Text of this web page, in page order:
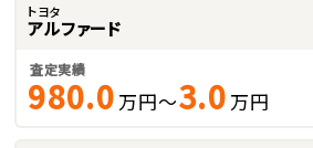
トヨタ
アルファード
査定実績
980.0 万円～3.0 万円